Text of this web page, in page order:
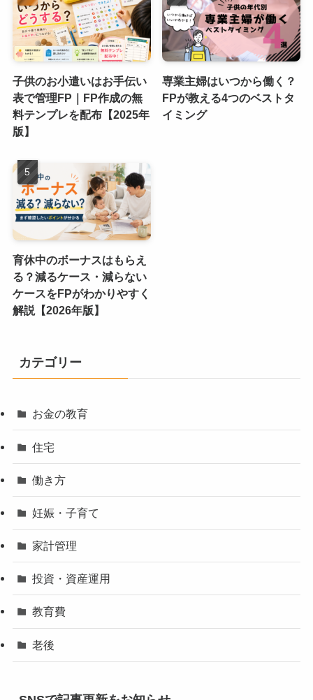
子供のお小遣いはお手伝い
表で管理FP｜FP作成の無
料テンプレを配布【2025年
版】
専業主婦はいつから働く？
FPが教える4つのベストタ
イミング
育休中のボーナスはもらえ
る？減るケース・減らない
ケースをFPがわかりやすく
解説【2026年版】
カテゴリー
お金の教育
住宅
働き方
妊娠・子育て
家計管理
投資・資産運用
教育費
老後